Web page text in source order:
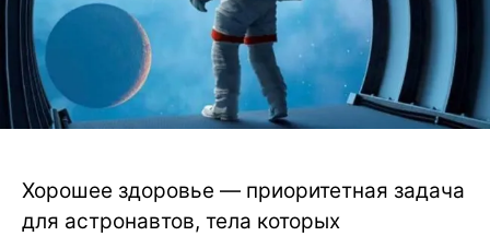
Хорошее здоровье — приоритетная задача
для астронавтов, тела которых